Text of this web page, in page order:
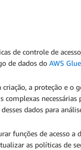
de controle de
de dados do AWS Glue
a proteção e o
dados para
funções de acesso a
as políticas de